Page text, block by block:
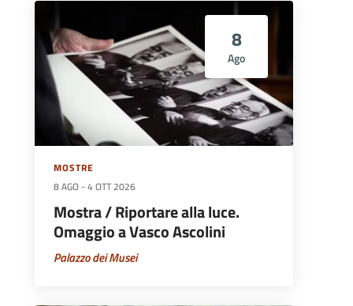
8
Ago
MOSTRE
8 AGO -4 OTT 2026
Mostra / Riportare alla luce.
Omaggio a Vasco Ascolini
Palazzo dei Musei